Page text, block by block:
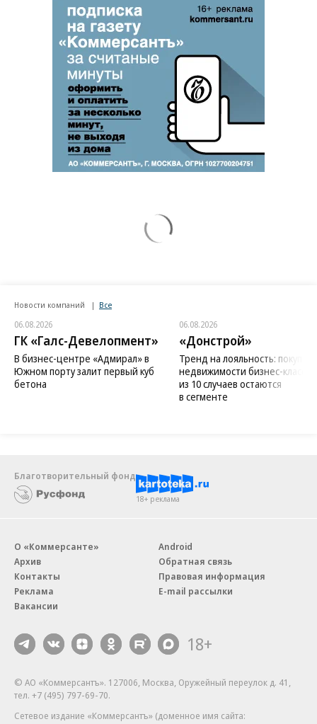
Новости компаний Все
06.08.2026
ГК «Галс-Девелопмент»
В бизнес-центре «Адмирал» в
Южном порту залит первый куб
бетона
06.08.2026
«Донстрой»
Тренд на лояльность:
недвижимости бизнес-класса
из 10 случаев остаются
в сегменте
Благотворительный фонд
18+ реклама
О «Коммерсанте»
Архив
Контакты
Реклама
Вакансии
Android
Обратная связь
Правовая информация
E-mail рассылки
18+
© АО «Коммерсантъ». 127006, Москва, Оружейный переулок д. 41,
тел. +7 (495) 797-69-70.
Сетевое издание «Коммерсантъ» (доменное имя сайта: